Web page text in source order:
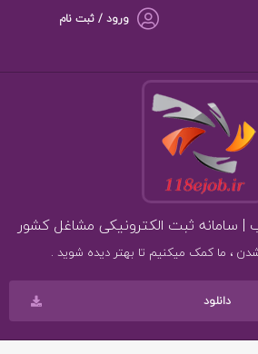
ورود / ثبت نام
، ما کمک میکنیم تا بهتر دیده شوید .
دانلود